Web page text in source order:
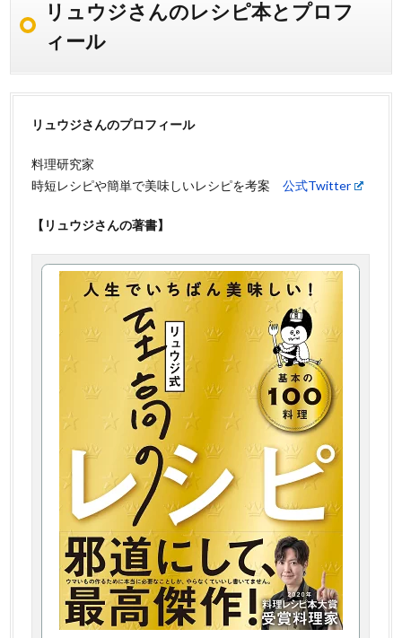
リュウジさんのレシピ本とプロフ
ィール
リュウジさんのプロフィール
料理研究家
時短レシピや簡単で美味しいレシピを考案公式Twitter
【リュウジさんの著書】